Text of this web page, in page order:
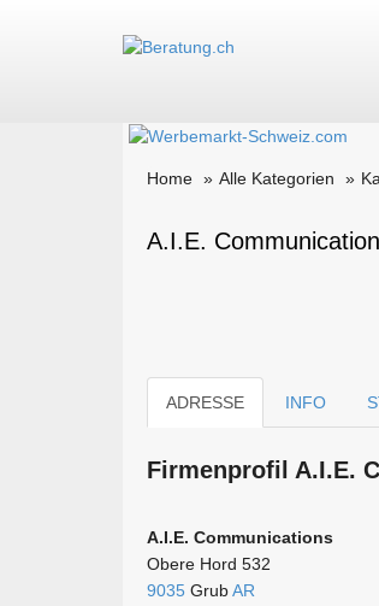
Home Alle Kategorien
A.I.E.
ADRESSE INFO
Firmen­profil A.I.E.
A.I.E. Communications
Obere Hord 532
9035 GrubAR